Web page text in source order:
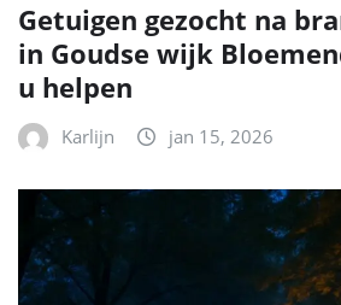
Getuigen gezocht na
in Goudse wijk
u helpen
Karlijn jan 15, 2026